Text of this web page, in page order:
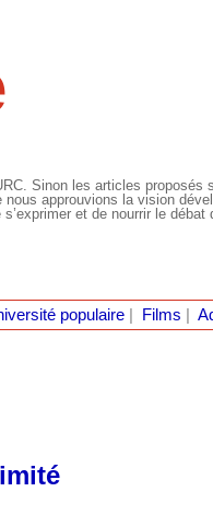
Sinon les articles
approuvions la vision
et de nourrir le débat
populaire| Films